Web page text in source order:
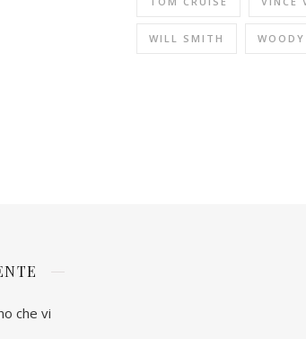
WILL SMITH
che vi